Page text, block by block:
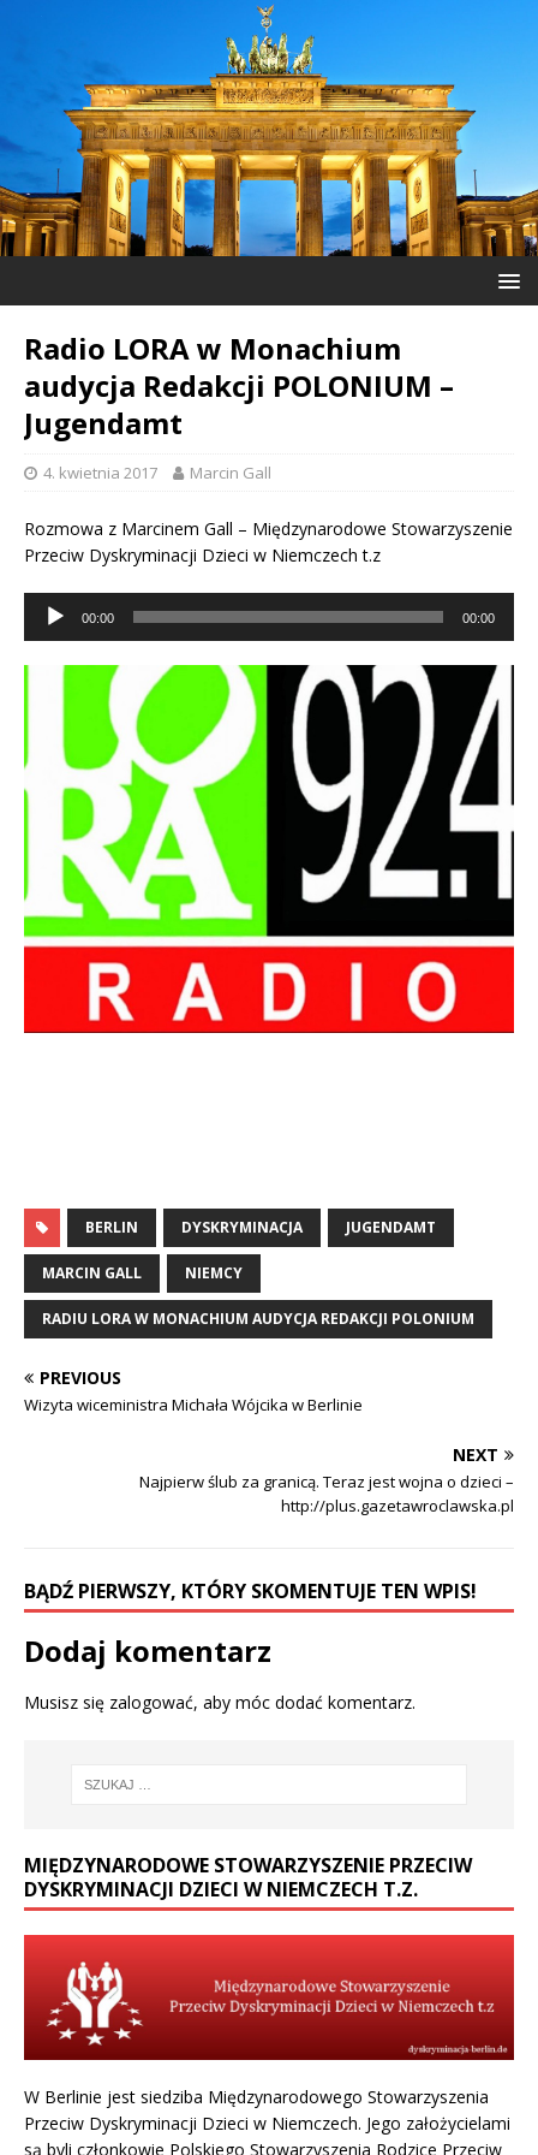
Radio LORA w Monachium
audycja Redakcji POLONIUM –
Jugendamt
4. kwietnia 2017 Marcin Gall
Rozmowa z Marcinem Gall – Międzynarodowe Stowarzyszenie
Przeciw Dyskryminacji Dzieci w Niemczech t.z
Odtwarzacz
plików
00:00 00:00
BERLIN DYSKRYMINACJA JUGENDAMT
MARCIN GALL NIEMCY
RADIU LORA W MONACHIUM AUDYCJA REDAKCJI POLONIUM
PREVIOUS
Wizyta wiceministra Michała Wójcika w Berlinie
NEXT
Najpierw ślub za granicą. Teraz jest wojna o dzieci –
http://plus.gazetawroclawska.pl
BĄDŹ PIERWSZY, KTÓRY SKOMENTUJE TEN WPIS!
Dodaj komentarz
Musisz się zalogować, aby móc dodać komentarz.
MIĘDZYNARODOWE STOWARZYSZENIE PRZECIW
DYSKRYMINACJI DZIECI W NIEMCZECH T.Z.
W Berlinie jest siedziba Międzynarodowego Stowarzyszenia
Przeciw Dyskryminacji Dzieci w Niemczech. Jego założycielami
są byli członkowie Polskiego Stowarzyszenia Rodzice Przeciw